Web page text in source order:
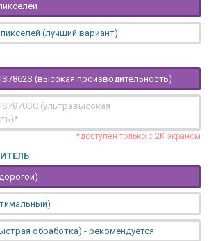
пикселей (лучший вариант)
(высокая производительность)
(ультравысокая
*доступен только с 2K экраном
обработка) - рекомендуется